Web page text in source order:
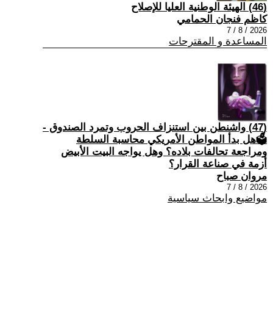
(46) الهيئة الوطنية العليا للإصلاح
كاظم فنجان الحمامي
2026 / 8 / 7
المساعدة و المقترحات
(47) واشنطن بين استنزاف الحروب وتمرد الصندوق -
🗳هل بدأ المواطن الأمريكي محاسبة السلطة
ومراجعة تحالفات بلاده؟ وهل يواجه البيت الأبيض
أزمة في صناعة القرار؟
مروان صباح
2026 / 8 / 7
مواضيع وابحاث سياسية